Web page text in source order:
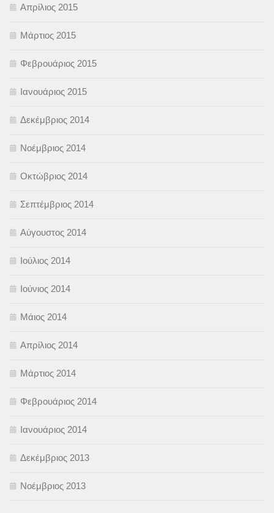
Απρίλιος 2015
Μάρτιος 2015
Φεβρουάριος 2015
Ιανουάριος 2015
Δεκέμβριος 2014
Νοέμβριος 2014
Οκτώβριος 2014
Σεπτέμβριος 2014
Αύγουστος 2014
Ιούλιος 2014
Ιούνιος 2014
Μάιος 2014
Απρίλιος 2014
Μάρτιος 2014
Φεβρουάριος 2014
Ιανουάριος 2014
Δεκέμβριος 2013
Νοέμβριος 2013